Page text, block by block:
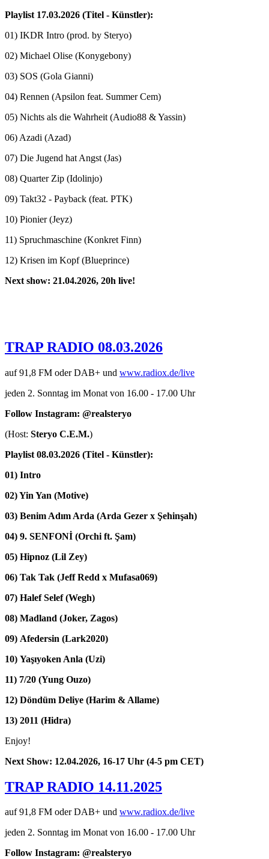
Playlist 17.03.2026 (Titel - Künstler):
01) IKDR Intro (prod. by Steryo)
02) Michael Olise (Konygebony)
03) SOS (Gola Gianni)
04) Rennen (Apsilon feat. Summer Cem)
05) Nichts als die Wahrheit (Audio88 & Yassin)
06) Azadi (Azad)
07) Die Jugend hat Angst (Jas)
08) Quarter Zip (Idolinjo)
09) Takt32 - Payback (feat. PTK)
10) Pionier (Jeyz)
11) Spruchmaschine (Konkret Finn)
12) Krisen im Kopf (Blueprince)
Next show: 21.04.2026, 20h live!
TRAP RADIO 08.03.2026
auf 91,8 FM oder DAB+ und www.radiox.de/live
jeden 2. Sonntag im Monat von 16.00 - 17.00 Uhr
Follow Instagram: @realsteryo
(Host: Steryo C.E.M.)
Playlist 08.03.2026 (Titel - Künstler):
01) Intro
02) Yin Yan (Motive)
03) Benim Adım Arda (Arda Gezer x Şehinşah)
04) 9. SENFONİ (Orchi ft. Şam)
05) Hipnoz (Lil Zey)
06) Tak Tak (Jeff Redd x Mufasa069)
07) Halef Selef (Wegh)
08) Madland (Joker, Zagos)
09) Afedersin (Lark2020)
10) Yaşıyoken Anla (Uzi)
11) 7/20 (Yung Ouzo)
12) Döndüm Deliye (Harim & Allame)
13) 2011 (Hidra)
Enjoy!
Next Show: 12.04.2026, 16-17 Uhr (4-5 pm CET)
TRAP RADIO 14.11.2025
auf 91,8 FM oder DAB+ und www.radiox.de/live
jeden 2. Sonntag im Monat von 16.00 - 17.00 Uhr
Follow Instagram: @realsteryo